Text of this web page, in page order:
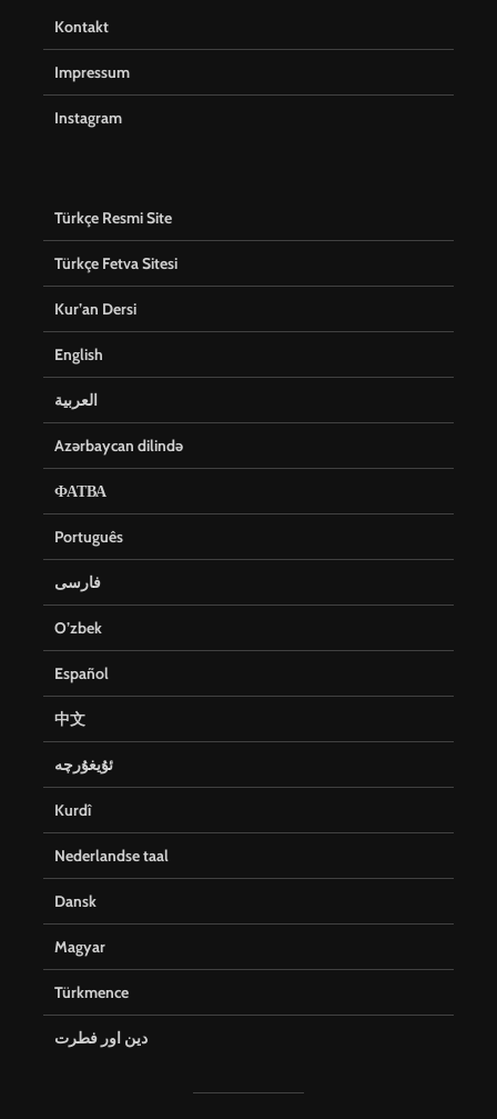
Kontakt
Impressum
Instagram
Türkçe Resmi Site
Türkçe Fetva Sitesi
Kur’an Dersi
English
العربية
Azərbaycan dilində
ФАТВА
Português
فارسی
O’zbek
Español
中文
ئۇيغۇرچە
Kurdî
Nederlandse taal
Dansk
Magyar
Türkmence
دین اور فطرت